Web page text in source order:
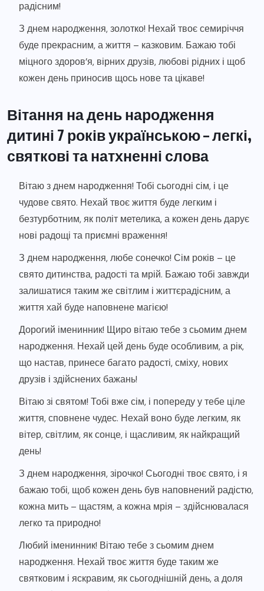
радісним!
З днем народження, золотко! Нехай твоє семиріччя
буде прекрасним, а життя – казковим. Бажаю тобі
міцного здоров’я, вірних друзів, любові рідних і щоб
кожен день приносив щось нове та цікаве!
Вітання на день народження
дитині 7 років українською – легкі,
святкові та натхненні слова
Вітаю з днем народження! Тобі сьогодні сім, і це
чудове свято. Нехай твоє життя буде легким і
безтурботним, як політ метелика, а кожен день дарує
нові радощі та приємні враження!
З днем народження, любе сонечко! Сім років – це
свято дитинства, радості та мрій. Бажаю тобі завжди
залишатися таким же світлим і життєрадісним, а
життя хай буде наповнене магією!
Дорогий іменинник! Щиро вітаю тебе з сьомим днем
народження. Нехай цей день буде особливим, а рік,
що настав, принесе багато радості, сміху, нових
друзів і здійснених бажань!
Вітаю зі святом! Тобі вже сім, і попереду у тебе ціле
життя, сповнене чудес. Нехай воно буде легким, як
вітер, світлим, як сонце, і щасливим, як найкращий
день!
З днем народження, зірочко! Сьогодні твоє свято, і я
бажаю тобі, щоб кожен день був наповнений радістю,
кожна мить – щастям, а кожна мрія – здійснювалася
легко та природно!
Любий іменинник! Вітаю тебе з сьомим днем
народження. Нехай твоє життя буде таким же
святковим і яскравим, як сьогоднішній день, а доля